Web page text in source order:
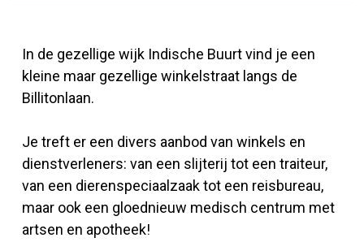
In de gezellige wijk Indische Buurt vind je een
kleine maar gezellige winkelstraat langs de
Billitonlaan.
Je treft er een divers aanbod van winkels en
dienstverleners: van een slijterij tot een traiteur,
van een dierenspeciaalzaak tot een reisbureau,
maar ook een gloednieuw medisch centrum met
artsen en apotheek!